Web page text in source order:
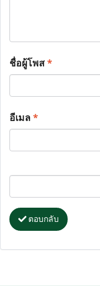
ชื่อผู้โพส*
อีเมล*
ตอบกลับ